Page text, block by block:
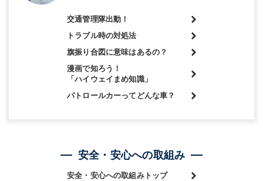
交通管理隊出動！
トラブル時の対処法
旗振り合図に意味はあるの？
漫画で知ろう！
「ハイウェイまめ知識」
パトロールカーってどんな車？
安全・安心への取組み
安全・安心への取組みトップ